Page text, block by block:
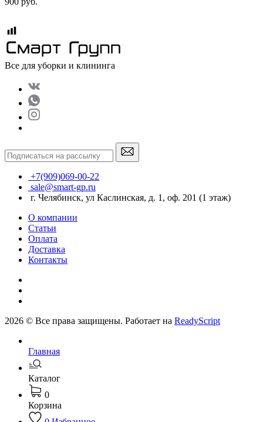
Все для уборки и клининга
+7(909)069-00-22
sale@smart-gp.ru
г. Челябинск, ул Каслинская, д. 1, оф. 201 (1 этаж)
О компании
Статьи
Оплата
Доставка
Контакты
2026 © Все права защищены. Работает на ReadyScript
Главная
Каталог
0
Корзина